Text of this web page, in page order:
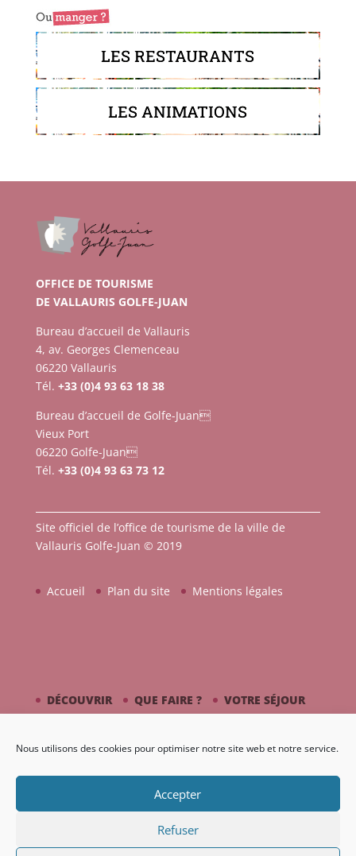
Nous utilisons des cookies pour optimiser notre site web et notre service.
Accepter
Refuser
LES RESTAURANTS
LES ANIMATIONS
OFFICE DE TOURISME
DE VALLAURIS GOLFE-JUAN
Bureau d’accueil de Vallauris
4, av. Georges Clemenceau
06220 Vallauris
Tél. +33 (0)4 93 63 18 38
Bureau d’accueil de Golfe-Juan
Vieux Port
06220 Golfe-Juan
Tél. +33 (0)4 93 63 73 12
Site officiel de l’office de tourisme de la ville de
Vallauris Golfe-Juan © 2019
Accueil Plan du site Mentions légales
DÉCOUVRIR QUE FAIRE ?
VOTRE SÉJOUR
AGENDA GALERIE